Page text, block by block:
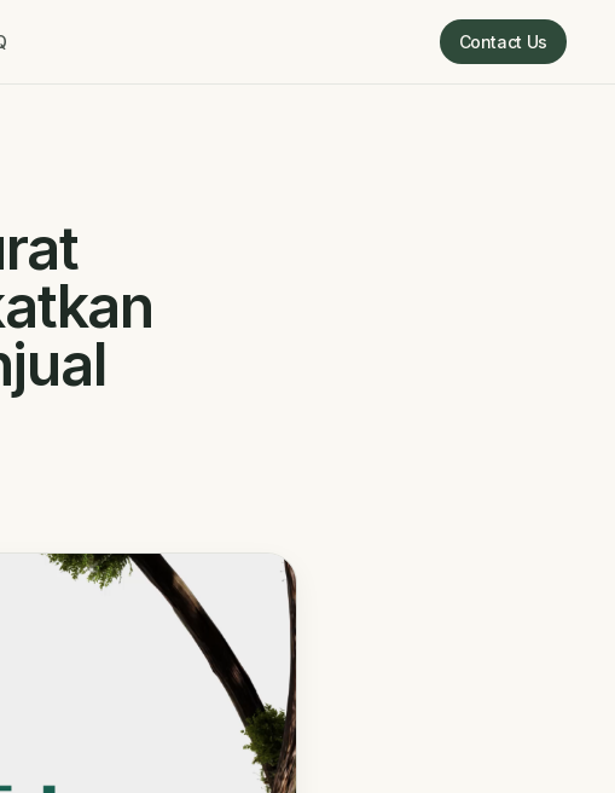
Contact Us
Contact Us